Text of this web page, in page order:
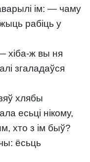
ім: — чаму
рабіць у
хіба-ж вы ня
згаладаўся
хлябы
есьці нікому,
хто з ім быў?
ёсьць